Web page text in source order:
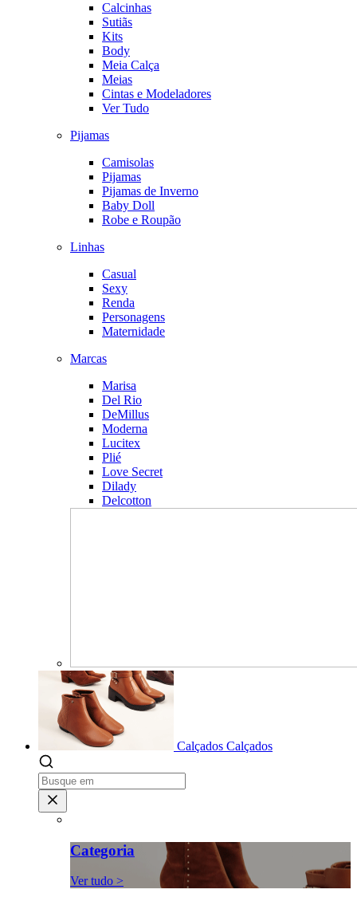
Calcinhas
Sutiãs
Kits
Body
Meia Calça
Meias
Cintas e Modeladores
Ver Tudo
Pijamas
Camisolas
Pijamas
Pijamas de Inverno
Baby Doll
Robe e Roupão
Linhas
Casual
Sexy
Renda
Personagens
Maternidade
Marcas
Marisa
Del Rio
DeMillus
Moderna
Lucitex
Plié
Love Secret
Dilady
Delcotton
Calçados Calçados
Categoria
Ver tudo >